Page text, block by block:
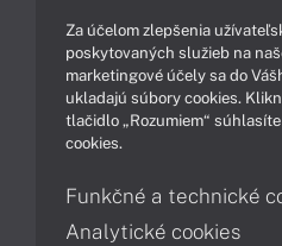
Podpora a servis
Za účelom zlepšenia
poskytovaných služieb na
marketingové účely sa do
ukladajú súbory cookies.
tlačidlo „Rozumiem“
cookies.
Funkčné a technické
Analytické cookies